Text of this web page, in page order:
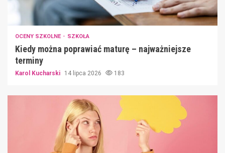
OCENY SZKOLNE SZKOŁA
Kiedy można poprawiać maturę – najważniejsze
terminy
Karol Kucharski 14 lipca 2026 183